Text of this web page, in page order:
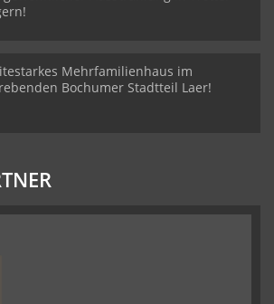
Mehrfamilienhaus im
Bochumer Stadtteil Laer!